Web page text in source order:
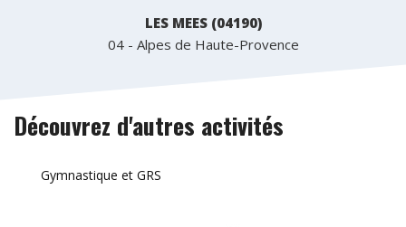
LES MEES (04190)
04 - Alpes de Haute-Provence
Découvrez d'autres activités
Gymnastique et GRS